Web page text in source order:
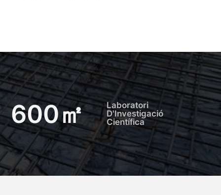
600㎡
Laboratori
D'Investigació
Científica